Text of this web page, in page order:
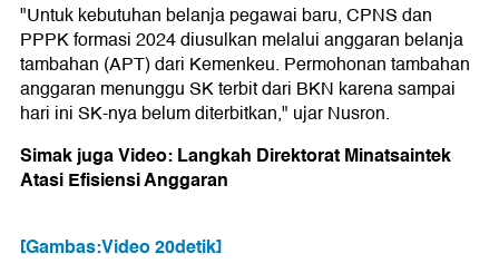
"Untuk kebutuhan belanja pegawai baru, CPNS dan
PPPK formasi 2024 diusulkan melalui anggaran belanja
tambahan (APT) dari Kemenkeu. Permohonan tambahan
anggaran menunggu SK terbit dari BKN karena sampai
hari ini SK-nya belum diterbitkan," ujar Nusron.
Simak juga Video: Langkah Direktorat Minatsaintek
Atasi Efisiensi Anggaran
[Gambas:Video 20detik]